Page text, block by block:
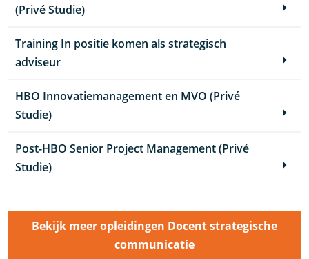
(Privé Studie)
Training In positie komen als strategisch
adviseur
HBO Innovatiemanagement en MVO (Privé
Studie)
Post-HBO Senior Project Management (Privé
Studie)
Bekijk meer opleidingen Docent strategische
communicatie